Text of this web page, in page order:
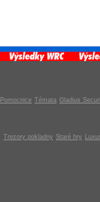
Pomocnice Témata Gladius
Trezory pokladny Staré hry